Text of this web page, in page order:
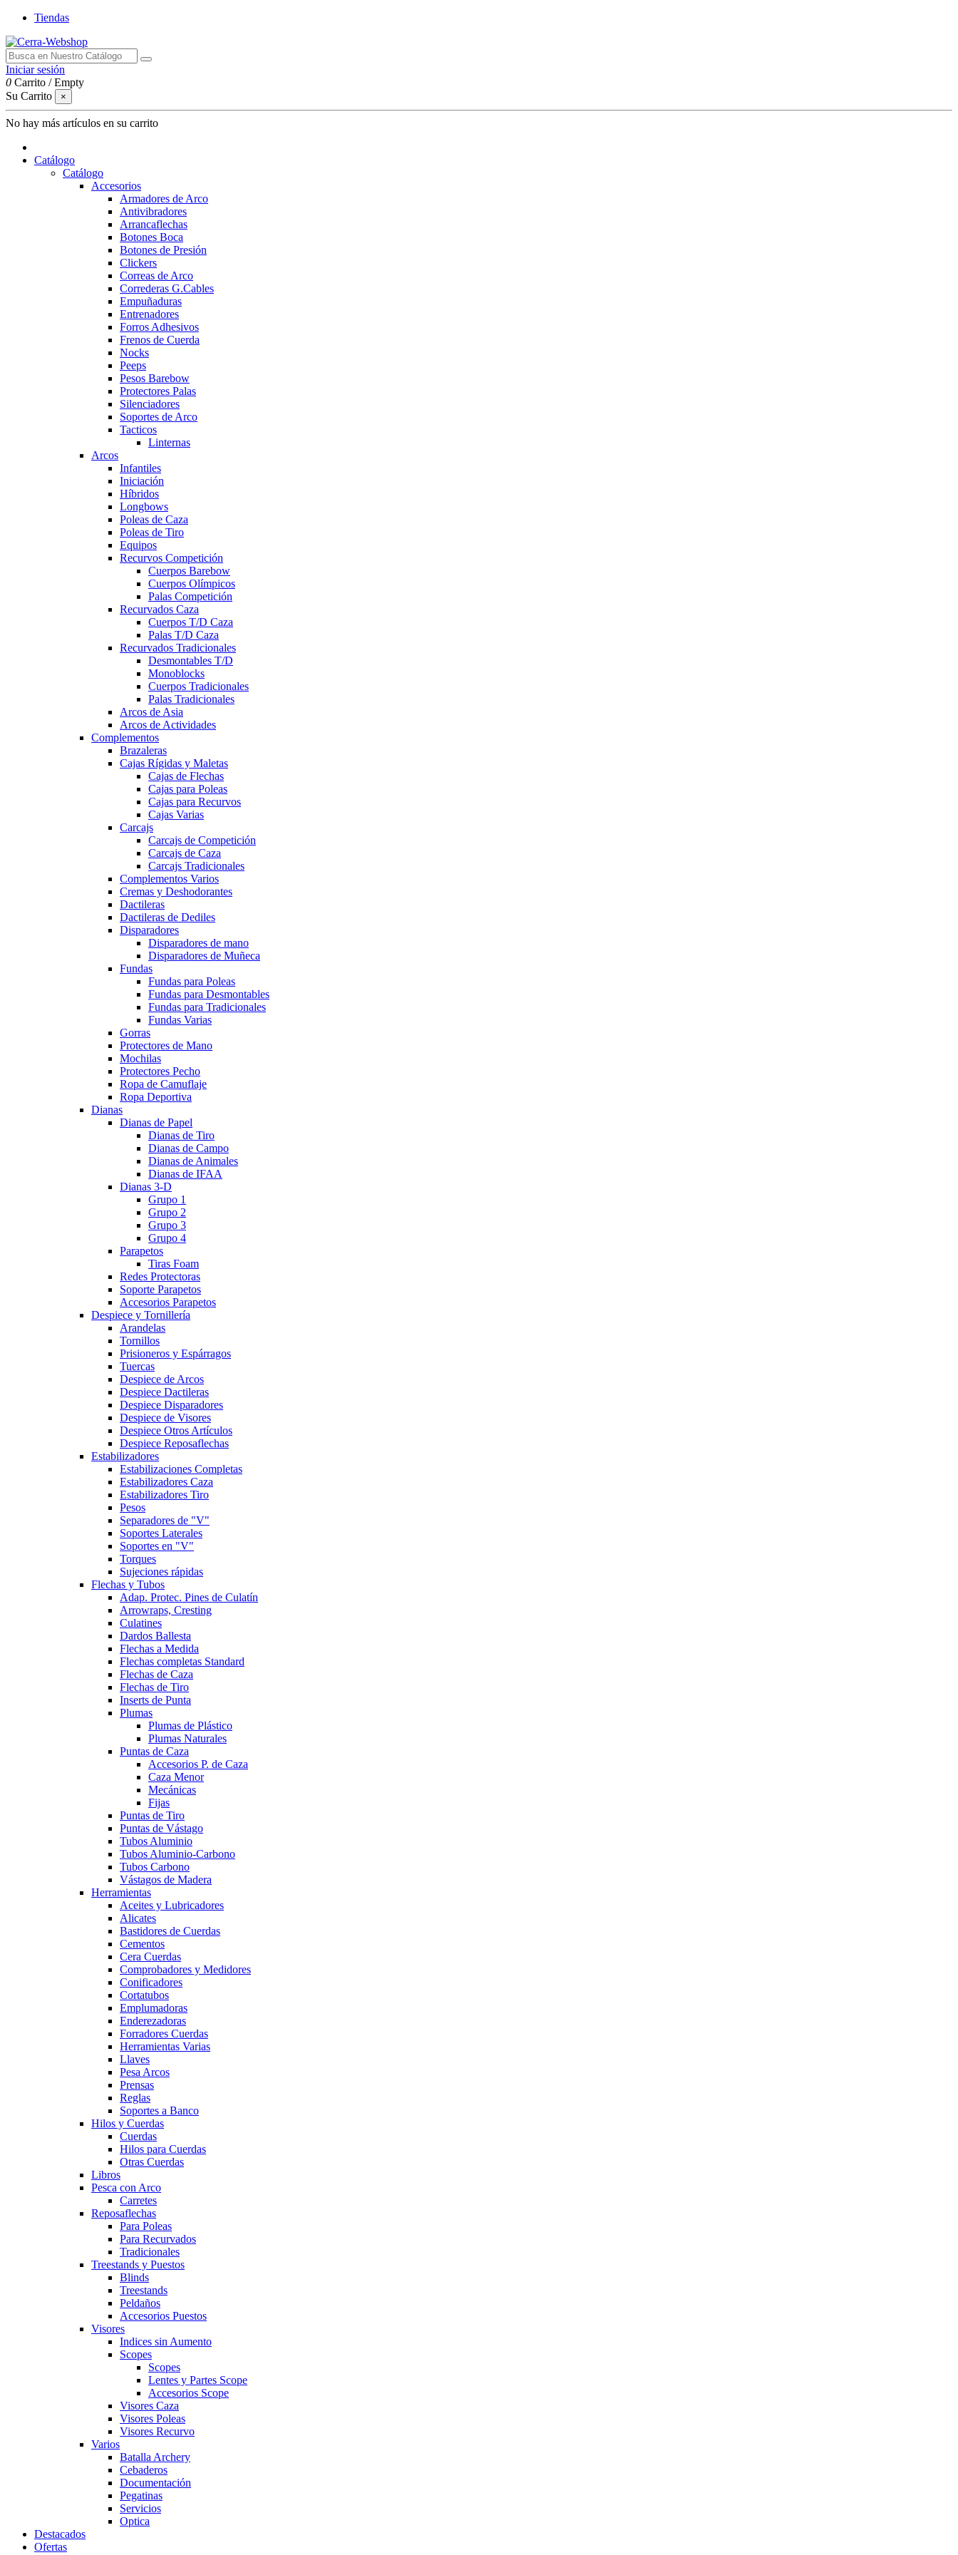
Tiendas
Iniciar sesión
0 Carrito /Empty
Su Carrito
×
No hay más artículos en su carrito
Catálogo
Catálogo
Accesorios
Armadores de Arco
Antivibradores
Arrancaflechas
Botones Boca
Botones de Presión
Clickers
Correas de Arco
Correderas G.Cables
Empuñaduras
Entrenadores
Forros Adhesivos
Frenos de Cuerda
Nocks
Peeps
Pesos Barebow
Protectores Palas
Silenciadores
Soportes de Arco
Tacticos
Linternas
Arcos
Infantiles
Iniciación
Híbridos
Longbows
Poleas de Caza
Poleas de Tiro
Equipos
Recurvos Competición
Cuerpos Barebow
Cuerpos Olímpicos
Palas Competición
Recurvados Caza
Cuerpos T/D Caza
Palas T/D Caza
Recurvados Tradicionales
Desmontables T/D
Monoblocks
Cuerpos Tradicionales
Palas Tradicionales
Arcos de Asia
Arcos de Actividades
Complementos
Brazaleras
Cajas Rígidas y Maletas
Cajas de Flechas
Cajas para Poleas
Cajas para Recurvos
Cajas Varias
Carcajs
Carcajs de Competición
Carcajs de Caza
Carcajs Tradicionales
Complementos Varios
Cremas y Deshodorantes
Dactileras
Dactileras de Dediles
Disparadores
Disparadores de mano
Disparadores de Muñeca
Fundas
Fundas para Poleas
Fundas para Desmontables
Fundas para Tradicionales
Fundas Varias
Gorras
Protectores de Mano
Mochilas
Protectores Pecho
Ropa de Camuflaje
Ropa Deportiva
Dianas
Dianas de Papel
Dianas de Tiro
Dianas de Campo
Dianas de Animales
Dianas de IFAA
Dianas 3-D
Grupo 1
Grupo 2
Grupo 3
Grupo 4
Parapetos
Tiras Foam
Redes Protectoras
Soporte Parapetos
Accesorios Parapetos
Despiece y Tornillería
Arandelas
Tornillos
Prisioneros y Espárragos
Tuercas
Despiece de Arcos
Despiece Dactileras
Despiece Disparadores
Despiece de Visores
Despiece Otros Artículos
Despiece Reposaflechas
Estabilizadores
Estabilizaciones Completas
Estabilizadores Caza
Estabilizadores Tiro
Pesos
Separadores de "V"
Soportes Laterales
Soportes en "V"
Torques
Sujeciones rápidas
Flechas y Tubos
Adap. Protec. Pines de Culatín
Arrowraps, Cresting
Culatines
Dardos Ballesta
Flechas a Medida
Flechas completas Standard
Flechas de Caza
Flechas de Tiro
Inserts de Punta
Plumas
Plumas de Plástico
Plumas Naturales
Puntas de Caza
Accesorios P. de Caza
Caza Menor
Mecánicas
Fijas
Puntas de Tiro
Puntas de Vástago
Tubos Aluminio
Tubos Aluminio-Carbono
Tubos Carbono
Vástagos de Madera
Herramientas
Aceites y Lubricadores
Alicates
Bastidores de Cuerdas
Cementos
Cera Cuerdas
Comprobadores y Medidores
Conificadores
Cortatubos
Emplumadoras
Enderezadoras
Forradores Cuerdas
Herramientas Varias
Llaves
Pesa Arcos
Prensas
Reglas
Soportes a Banco
Hilos y Cuerdas
Cuerdas
Hilos para Cuerdas
Otras Cuerdas
Libros
Pesca con Arco
Carretes
Reposaflechas
Para Poleas
Para Recurvados
Tradicionales
Treestands y Puestos
Blinds
Treestands
Peldaños
Accesorios Puestos
Visores
Indices sin Aumento
Scopes
Scopes
Lentes y Partes Scope
Accesorios Scope
Visores Caza
Visores Poleas
Visores Recurvo
Varios
Batalla Archery
Cebaderos
Documentación
Pegatinas
Servicios
Optica
Destacados
Ofertas